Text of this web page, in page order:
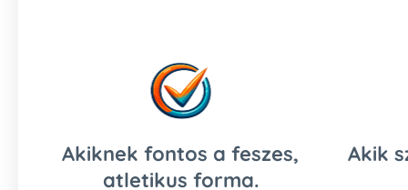
Akiknek fontos a feszes,
atletikus forma.
Akik